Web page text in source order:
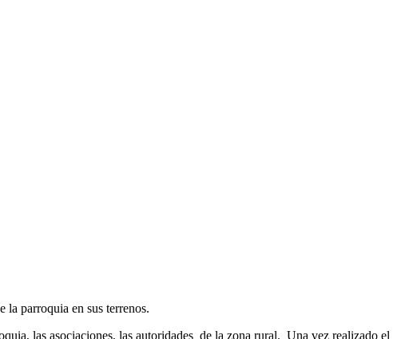
la parroquia en sus terrenos.
las asociaciones, las autoridades de la zona rural. Una vez realizado el